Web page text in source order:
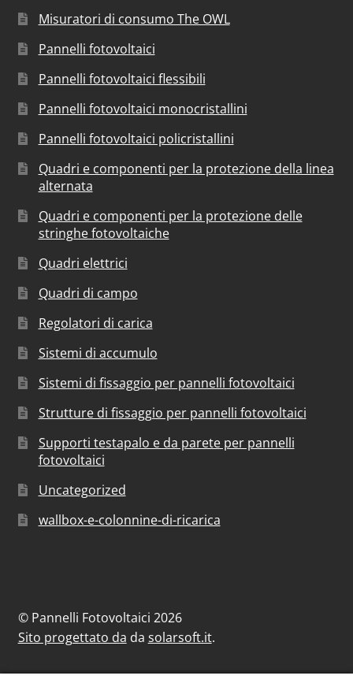
Misuratori di consumo The OWL
Pannelli fotovoltaici
Pannelli fotovoltaici flessibili
Pannelli fotovoltaici monocristallini
Pannelli fotovoltaici policristallini
Quadri e componenti per la protezione della linea
alternata
Quadri e componenti per la protezione delle
stringhe fotovoltaiche
Quadri elettrici
Quadri di campo
Regolatori di carica
Sistemi di accumulo
Sistemi di fissaggio per pannelli fotovoltaici
Strutture di fissaggio per pannelli fotovoltaici
Supporti testapalo e da parete per pannelli
fotovoltaici
Uncategorized
wallbox-e-colonnine-di-ricarica
© Pannelli Fotovoltaici 2026
Sito progettato da da solarsoft.it.